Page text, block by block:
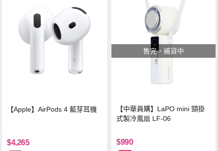
【Apple】AirPods 4 藍芽耳機
$4,265
售完，補貨中
【中華員購】LaPO mini 頸掛
式製冷風扇 LF-06
$990